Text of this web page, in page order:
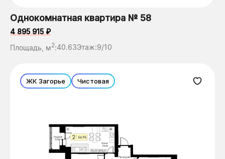
Однокомнатная квартира № 58
4 895 915 ₽
Площадь, м2:40.63Этаж:9/10
ЖК Загорье Чистовая